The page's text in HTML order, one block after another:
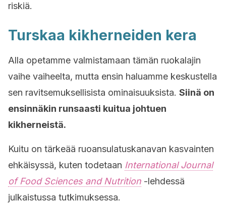
riskiä.
Turskaa kikherneiden kera
Alla opetamme valmistamaan tämän ruokalajin
vaihe vaiheelta, mutta ensin haluamme keskustella
sen ravitsemuksellisista ominaisuuksista. Siinä on
ensinnäkin runsaasti kuitua johtuen
kikherneistä.
Kuitu on tärkeää ruoansulatuskanavan kasvainten
ehkäisyssä, kuten todetaan International Journal
of Food Sciences and Nutrition -lehdessä
julkaistussa tutkimuksessa.